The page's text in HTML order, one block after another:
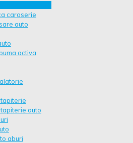
caroserie
auto
activa
auto
aburi